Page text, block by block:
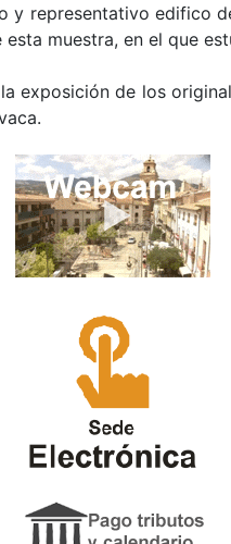
representativo edifico
muestra, en el que
exposición de los